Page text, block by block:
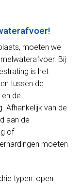
moeten we
Bij
is het
tussen de
de
Afhankelijk van de
aan de
of
moeten
typen: open